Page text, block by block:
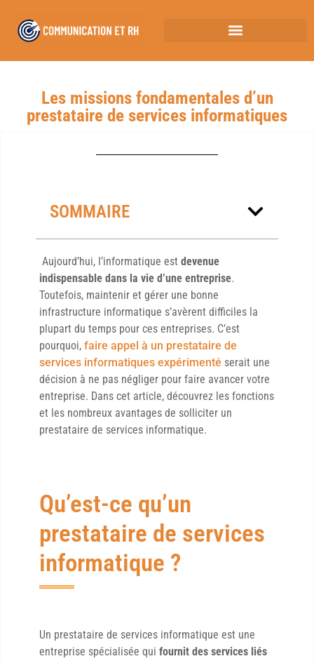
Les missions fondamentales d’un
prestataire de services informatiques
SOMMAIRE
Aujourd’hui, l’informatique est devenue
indispensable dans la vie d’une entreprise.
Toutefois, maintenir et gérer une bonne
infrastructure informatique s’avèrent difficiles la
plupart du temps pour ces entreprises. C’est
pourquoi, faire appel à un prestataire de
services informatiques expérimenté serait une
décision à ne pas négliger pour faire avancer votre
entreprise. Dans cet article, découvrez les fonctions
et les nombreux avantages de solliciter un
prestataire de services informatique.
Qu’est-ce qu’un
prestataire de services
informatique ?
Un prestataire de services informatique est une
entreprise spécialisée qui fournit des services liés